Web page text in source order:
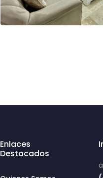
Enlaces
Destacados